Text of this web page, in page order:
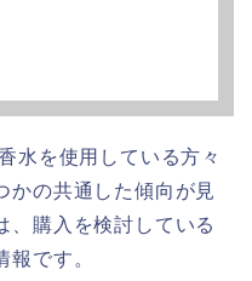
水を使用している方々
かの共通した傾向が見
、購入を検討している
です。